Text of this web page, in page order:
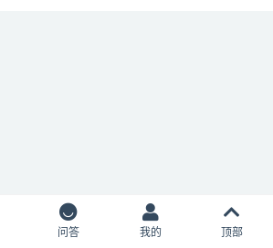
问答 我的 顶部